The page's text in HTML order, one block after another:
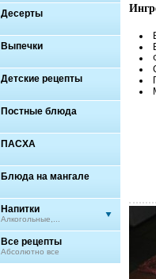
Десерты
Выпечки
Детские рецепты
Постные блюда
ПАСХА
Блюда на мангале
Напитки
Алкогольные,...
Все рецепты
Абсолютно все